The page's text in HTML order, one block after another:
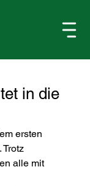
in die
ersten
alle mit